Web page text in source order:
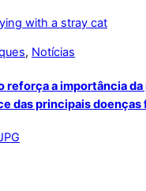
, Notícias
reforça a importância
das principais doenças